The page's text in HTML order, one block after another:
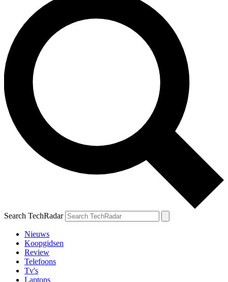
Search TechRadar
Nieuws
Koopgidsen
Review
Telefoons
Tv's
Laptops